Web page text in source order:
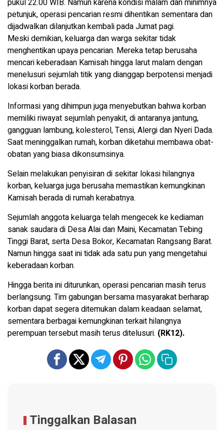
pukul 22.00 WIB. Namun karena kondisi malam dan minimnya
petunjuk, operasi pencarian resmi dihentikan sementara dan
dijadwalkan dilanjutkan kembali pada Jumat pagi.
Meski demikian, keluarga dan warga sekitar tidak
menghentikan upaya pencarian. Mereka tetap berusaha
mencari keberadaan Kamisah hingga larut malam dengan
menelusuri sejumlah titik yang dianggap berpotensi menjadi
lokasi korban berada.
Informasi yang dihimpun juga menyebutkan bahwa korban
memiliki riwayat sejumlah penyakit, di antaranya jantung,
gangguan lambung, kolesterol, Tensi, Alergi dan Nyeri Dada.
Saat meninggalkan rumah, korban diketahui membawa obat-
obatan yang biasa dikonsumsinya.
Selain melakukan penyisiran di sekitar lokasi hilangnya
korban, keluarga juga berusaha memastikan kemungkinan
Kamisah berada di rumah kerabatnya.
Sejumlah anggota keluarga telah mengecek ke kediaman
sanak saudara di Desa Alai dan Maini, Kecamatan Tebing
Tinggi Barat, serta Desa Bokor, Kecamatan Rangsang Barat.
Namun hingga saat ini tidak ada satu pun yang mengetahui
keberadaan korban.
Hingga berita ini diturunkan, operasi pencarian masih terus
berlangsung. Tim gabungan bersama masyarakat berharap
korban dapat segera ditemukan dalam keadaan selamat,
sementara berbagai kemungkinan terkait hilangnya
perempuan tersebut masih terus ditelusuri. (RK12).
Tinggalkan Balasan